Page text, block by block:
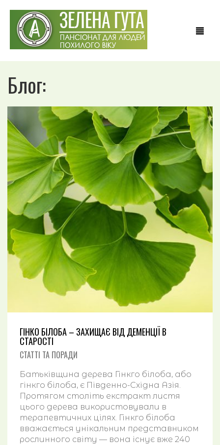
БУДИНОК ПРЕСТАРІЛИХ, ПАНСІОНАТ ДЛЯ ЛІТНІХ ЗЕЛЕНА ГУТА
ПАНСІОНАТ ЗЕЛЕНА ГУТА | ПРО ПАНСІОНАТ ДЛЯ ЛІТНІХ | ХОСПІС
НАШІ ПОСЛУГИ | ПАНСІОНАТ ДЛЯ ЛІТНІХ | ПРИВАТНИЙ ХОСПІС
ХОСПІС | УСЛУГИ ХОСПИСА В КИЕВЕ | ХОСПІС ДЛЯ ЛІТНІХ
ЦІНИ НА ПРОЖИВАННЯ У ПАНСІОНАТІ
ФОТОГАЛЕРЕЯ ПАНСІОНАТУ ДЛЯ ЛІТНІХ | ЗЕЛЕНА ГУТА | НОВІ
ПЕТРІВЦІ
СТАТТІ ТА ПОРАДИ
ПАНСІОНАТ ДЛЯ ЛІТНІХ | БУДИНОК ПРЕСТАРІЛИХ | ХОСПІС |
КОНТАКТИ
Ціни на проживання у пансіонаті
Відео пансіонату “Зелена Гута”
Програми розміщення в пансіонаті для літніх
Пансіонат для літніх | Будинок престарілих | Трансфер в
пансіонат
Приватний хоспіс для важкохворих в Києві
Блог:
ГІНКО БІЛОБА – ЗАХИЩАЄ ВІД ДЕМЕНЦІЇ В
СТАРОСТІ
СТАТТІ ТА ПОРАДИ
Батьківщина дерева Гінкго білоба, або
гінкго білоба, є Південно-Східна Азія.
Протягом століть екстракт листя
цього дерева використовували в
терапевтичних цілях. Гінкго білоба
вважається унікальним представником
рослинного світу — вона існує вже 240